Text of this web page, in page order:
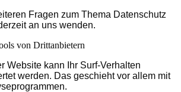
Fragen zum Thema Datenschutz
an uns wenden.
von Dritt­anbietern
Website kann Ihr Surf-Verhalten
werden. Das geschieht vor allem mit